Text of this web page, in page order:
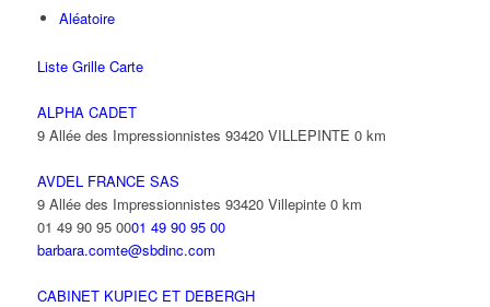
Aléatoire
Liste Grille Carte
ALPHA CADET
9 Allée des Impressionnistes 93420 VILLEPINTE 0 km
AVDEL FRANCE SAS
9 Allée des Impressionnistes 93420 Villepinte 0 km
01 49 90 95 0001 49 90 95 00
barbara.comte@sbdinc.com
CABINET KUPIEC ET DEBERGH